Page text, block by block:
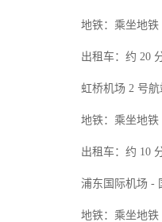
地铁：乘坐地铁
出租车：约 20
虹桥机场 2 号
地铁：乘坐地
出租车：约 10
浦东国际机场 -
地铁：乘坐地